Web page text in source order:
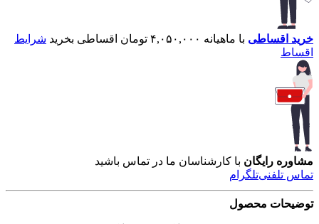
خرید اقساطی با ماهیانه ۴,۰۵۰,۰۰۰ تومان اقساطی بخرید
شرایط
اقساط
مشاوره رایگان با کارشناسان ما در تماس باشید
تماس تلفنیتلگرام
توضیحات محصول